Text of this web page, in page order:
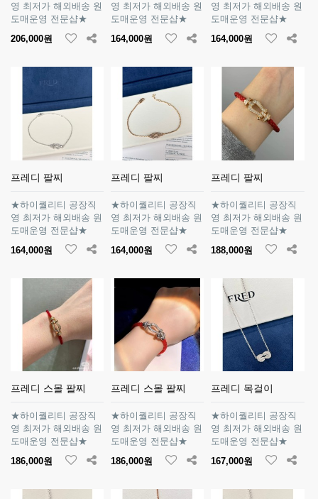
영 최저가 해외배송 원
도매운영 전문샵★
206,000원
영 최저가 해외배송 원
도매운영 전문샵★
164,000원
영 최저가 해외배송 원
도매운영 전문샵★
164,000원
프레디 팔찌
★하이퀄리티 공장직
영 최저가 해외배송 원
도매운영 전문샵★
164,000원
프레디 팔찌
★하이퀄리티 공장직
영 최저가 해외배송 원
도매운영 전문샵★
164,000원
프레디 팔찌
★하이퀄리티 공장직
영 최저가 해외배송 원
도매운영 전문샵★
188,000원
프레디 스몰 팔찌
★하이퀄리티 공장직
영 최저가 해외배송 원
도매운영 전문샵★
186,000원
프레디 스몰 팔찌
★하이퀄리티 공장직
영 최저가 해외배송 원
도매운영 전문샵★
186,000원
프레디 목걸이
★하이퀄리티 공장직
영 최저가 해외배송 원
도매운영 전문샵★
167,000원